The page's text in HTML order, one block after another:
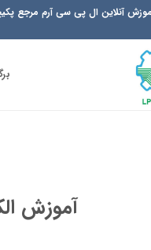
آنلاین ال پی سی آرم مرجع
آموزش